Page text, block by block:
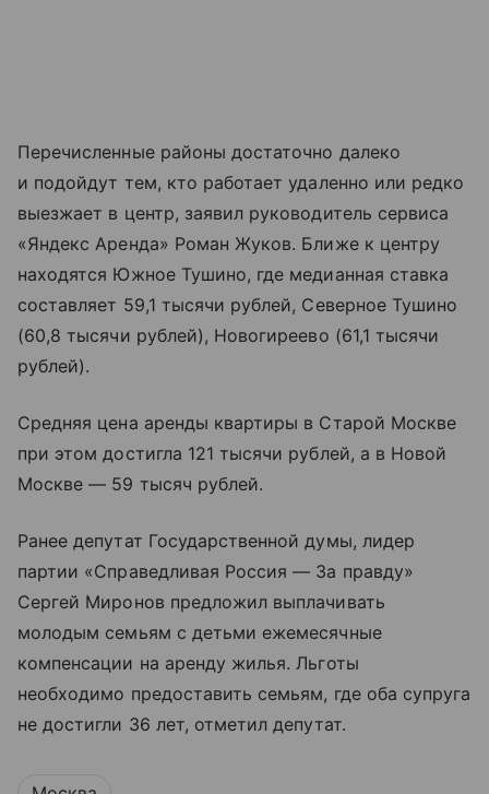
Перечисленные районы достаточно далеко
и подойдут тем, кто работает удаленно или редко
выезжает в центр, заявил руководитель сервиса
«Яндекс Аренда» Роман Жуков. Ближе к центру
находятся Южное Тушино, где медианная ставка
составляет 59,1 тысячи рублей, Северное Тушино
(60,8 тысячи рублей), Новогиреево (61,1 тысячи
рублей).
Средняя цена аренды квартиры в Старой Москве
при этом достигла 121 тысячи рублей, а в Новой
Москве — 59 тысяч рублей.
Ранее депутат Государственной думы, лидер
партии «Справедливая Россия — За правду»
Сергей Миронов предложил выплачивать
молодым семьям с детьми ежемесячные
компенсации на аренду жилья. Льготы
необходимо предоставить семьям, где оба супруга
не достигли 36 лет, отметил депутат.